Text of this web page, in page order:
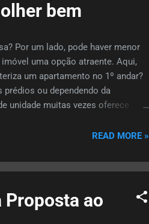
bem
Por um lado, pode haver menor
uma opção atraente. Aqui,
um apartamento no 1º andar?
ou dependendo da
unidade muitas vezes oferece
de morar no primeiro andar
READ MORE »
Proposta ao